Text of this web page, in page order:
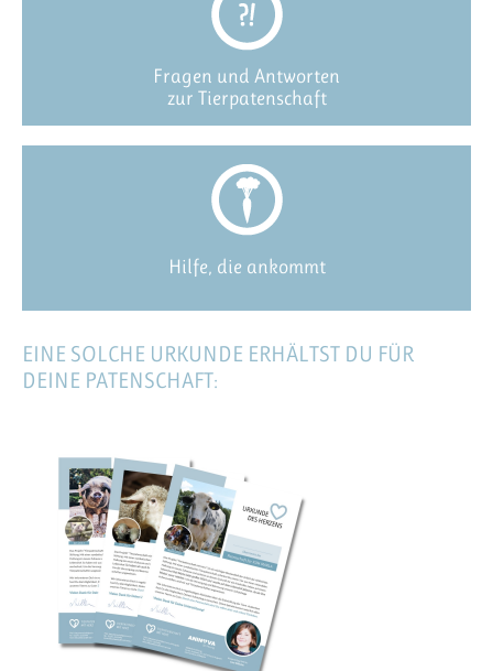
Fragen und Antworten
zur Tierpatenschaft
Hilfe, die ankommt
EINE SOLCHE URKUNDE ERHÄLTST DU FÜR
DEINE PATENSCHAFT: